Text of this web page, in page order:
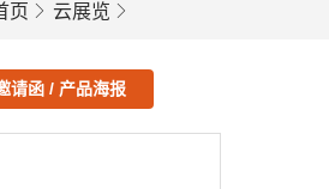
页 云展览
请函 / 产品海报